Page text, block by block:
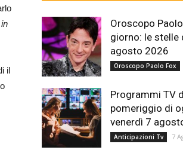
il
Oroscopo
giorno: le stelle
agosto 2026
Oroscopo Paolo Fox
Programmi TV
pomeriggio di
venerdì 7
Anticipazioni Tv 7